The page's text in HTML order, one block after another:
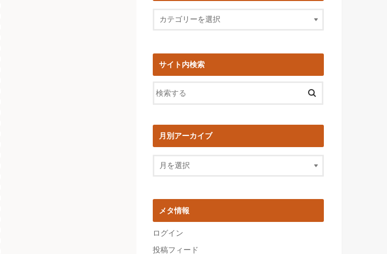
サイト内検索
月別アーカイブ
メタ情報
ログイン
投稿フィード